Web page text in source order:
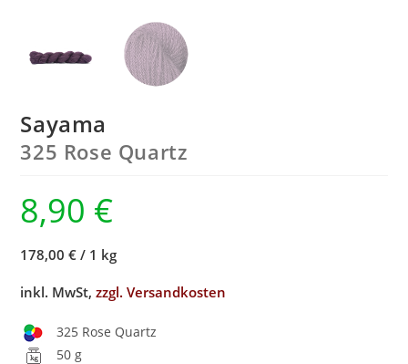
Sayama
325 Rose Quartz
8,90 €
178,00 € / 1 kg
inkl. MwSt,zzgl. Versandkosten
325 Rose Quartz
50 g